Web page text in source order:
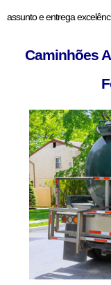
assunto e entrega
Caminhões